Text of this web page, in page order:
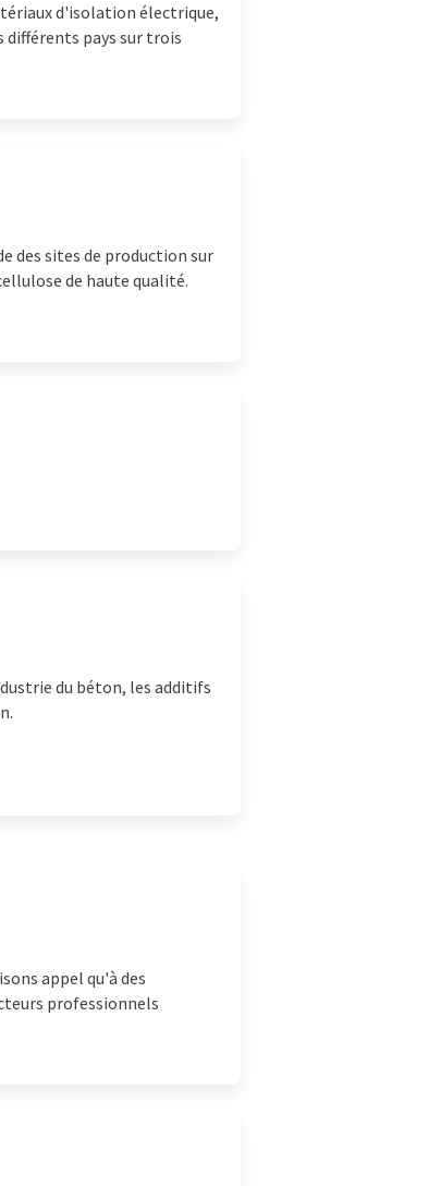
d'isolation électrique,
pays sur trois
des sites de production sur
de haute qualité.
du béton, les additifs
appel qu'à des
professionnels